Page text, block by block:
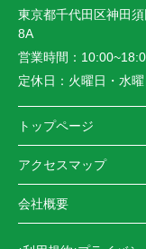
東京都千代田区神田
8A
営業時間：
定休日： 火曜日・水曜
トップページ
アクセスマップ
会社概要